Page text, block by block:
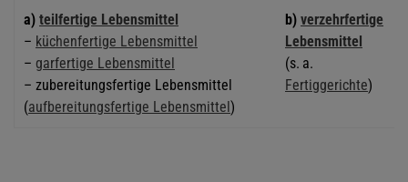
a) teilfertige Lebensmittel
– küchenfertige Lebensmittel
– garfertige Lebensmittel
– zubereitungsfertige Lebensmittel
(aufbereitungsfertige Lebensmittel)
b) verzehrfertige
Lebensmittel
(s. a.
Fertiggerichte)